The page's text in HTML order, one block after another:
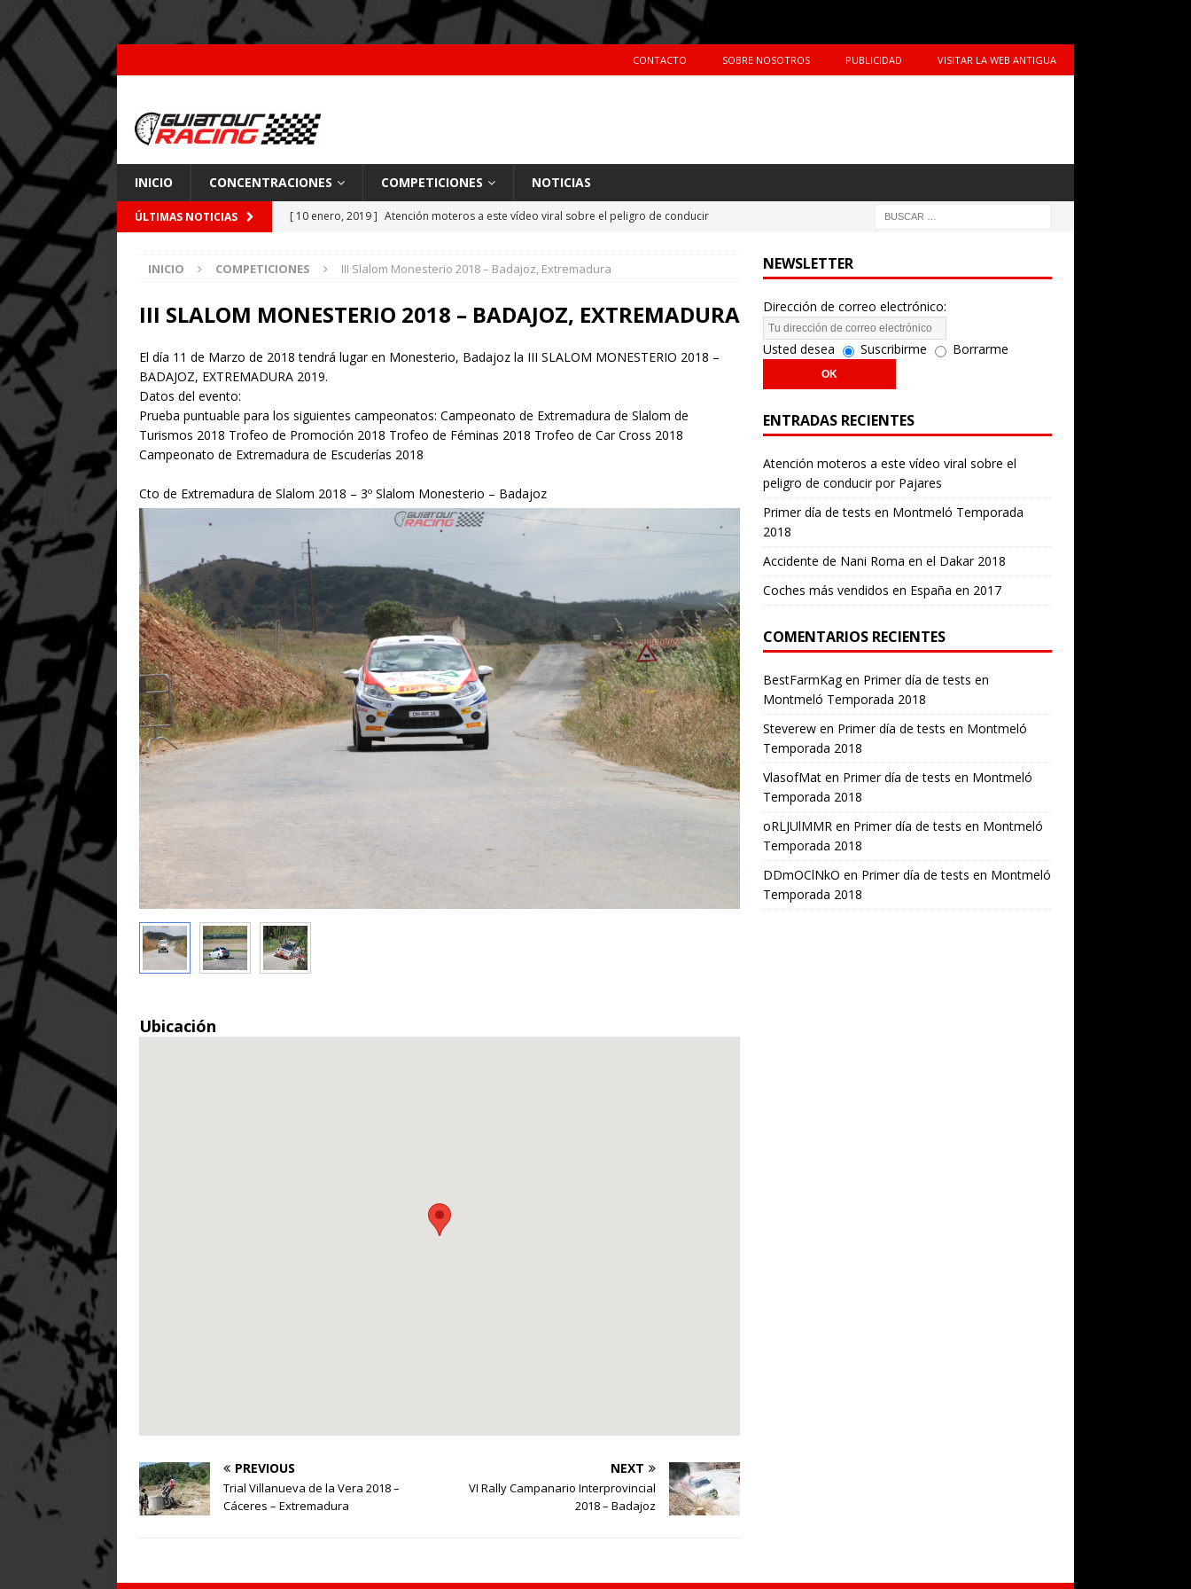
CONTACTO SOBRE NOSOTROS PUBLICIDAD VISITAR LA WEB ANTIGUA
INICIO CONCENTRACIONES COMPETICIONES NOTICIAS
ÚLTIMAS NOTICIAS [ 10 enero, 2019 ] Atención moteros a este vídeo viral sobre el peligro de conducir
[ 26 febrero, 2018 ] Primer día de tests en Montmeló Temporada 2018
[ 9 enero, 2018 ]
Accidente de Nani Roma en el Dakar 2018
NOTICIAS
INICIO COMPETICIONES III Slalom Monesterio 2018 – Badajoz, Extremadura
III SLALOM MONESTERIO 2018 – BADAJOZ, EXTREMADURA
El día 11 de Marzo de 2018 tendrá lugar en Monesterio, Badajoz la III SLALOM MONESTERIO 2018 –
BADAJOZ, EXTREMADURA 2019.
Datos del evento:
Prueba puntuable para los siguientes campeonatos: Campeonato de Extremadura de Slalom de
Turismos 2018 Trofeo de Promoción 2018 Trofeo de Féminas 2018 Trofeo de Car Cross 2018
Campeonato de Extremadura de Escuderías 2018
Cto de Extremadura de Slalom 2018 – 3º Slalom Monesterio – Badajoz
Ubicación
PREVIOUS
Trial Villanueva de la Vera 2018 –
Cáceres – Extremadura
NEXT
VI Rally Campanario Interprovincial
2018 – Badajoz
NEWSLETTER
Dirección de correo electrónico:
Usted desea Suscribirme Borrarme
ENTRADAS RECIENTES
Atención moteros a este vídeo viral sobre el
peligro de conducir por Pajares
Primer día de tests en Montmeló Temporada
2018
Accidente de Nani Roma en el Dakar 2018
Coches más vendidos en España en 2017
COMENTARIOS RECIENTES
BestFarmKagen Primer día de tests en
Montmeló Temporada 2018
Steverewen Primer día de tests en Montmeló
Temporada 2018
VlasofMaten Primer día de tests en Montmeló
Temporada 2018
oRLJUlMMRen Primer día de tests en Montmeló
Temporada 2018
DDmOClNkO en Primer día de tests en Montmeló
Temporada 2018